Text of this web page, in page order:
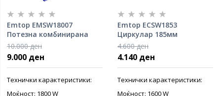
Emtop EMSW18007
Потезна комбинирана
пила
10.000 ден
9.000 ден
Технички карактеристики:
Моќност: 1800 W
Emtop ECSW1853
Циркулар 185мм
4.600 ден
4.140 ден
Технички карактеристики:
Моќност: 1600 W